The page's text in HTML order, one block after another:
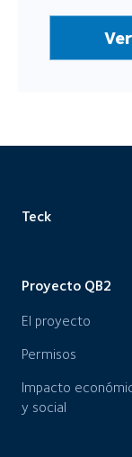
Teck
Proyecto QB2
El proyecto
Permisos
Impacto
y social